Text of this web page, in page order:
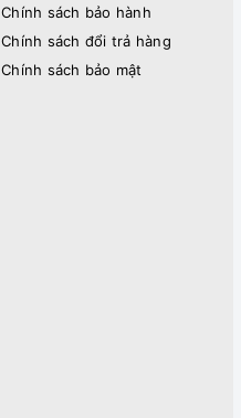
Chính sách bảo hành
Chính sách đổi trả hàng
Chính sách bảo mật